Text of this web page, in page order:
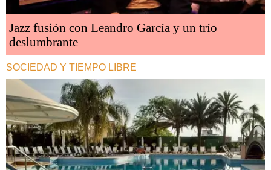
Jazz fusión con Leandro García y un trío
deslumbrante
SOCIEDAD Y TIEMPO LIBRE